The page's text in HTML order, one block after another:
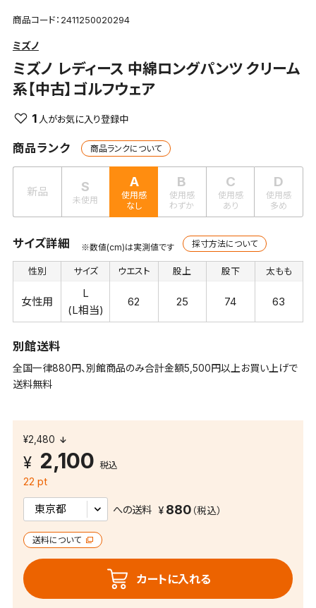
商品コード：2411250020294
ミズノ
ミズノ レディース 中綿ロングパンツ クリーム
系【中古】ゴルフウェア
1
商品ランク 商品ランクについて
新品 S
未使用
A
使用感
なし
B
使用感
わずか
C
使用感
あり
D
使用感
多め
サイズ詳細 ※数値(cm)は実測値です 採寸方法について
性別
女性用
サイズ
L
(L相当)
ウエスト
62
股上
25
股下
74
太もも
63
別館送料
全国一律880円、別館商品のみ合計金額5,500円以上お買い上げで
送料無料
¥2,480
2,100 税込
22 pt
への送料 880
送料について
カートに入れる